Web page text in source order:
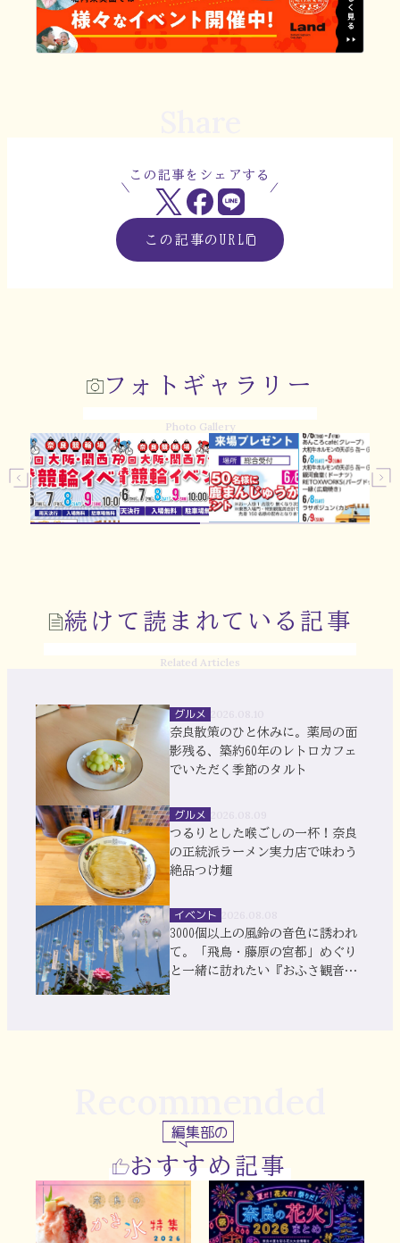
この記事をシェアする
この記事のURL
フォトギャラリー
Photo Gallery
続けて読まれている記事
Related Articles
グルメ
奈良散策のひと休みに。薬局の面
影残る、築約60年のレトロカフェ
でいただく季節のタルト
グルメ
つるりとした喉ごしの一杯！奈良
の正統派ラーメン実力店で味わう
絶品つけ麺
イベント
3000個以上の風鈴の音色に誘われ
て。「飛鳥・藤原の宮都」めぐり
と一緒に訪れたい『おふさ観音』
編集部の
おすすめ記事